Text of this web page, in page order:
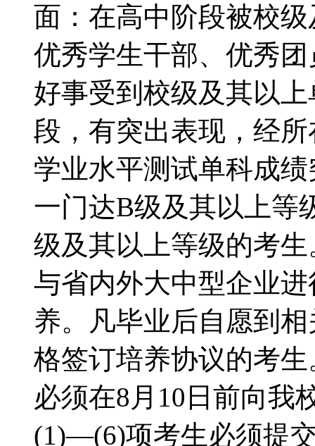
面：在高中阶段被校
优秀学生干部、优秀
好事受到校级及其以
段，有突出表现，经
学业水平测试单科成
一门达B级及其以上等
级及其以上等级的考
与省内外大中型企业
养。凡毕业后自愿到
格签订培养协议的考
必须在8月10日前向我
(1)—(6)项考生必须提